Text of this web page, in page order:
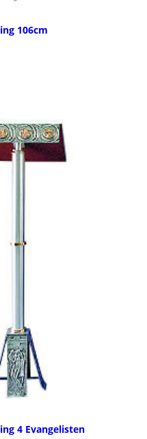
106cm
4 Evangelisten